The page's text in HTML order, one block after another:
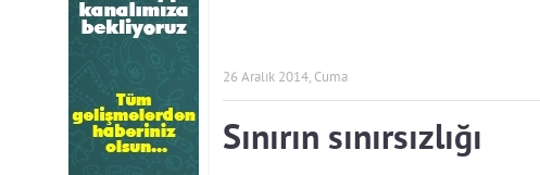
26 Aralık 2014, Cuma
Sınırın sınırsızlığı